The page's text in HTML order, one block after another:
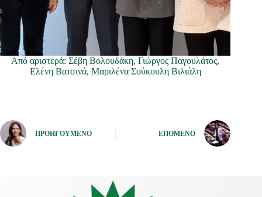
Από αριστερά: Σέβη Βολουδάκη, Γιώργος Παγουλάτος,
Ελένη Βατσινά, Μαριλένα Σούκουλη Βιλιάλη
ΠΡΟΗΓΟΎΜΕΝΟ ΕΠΌΜΕΝΟ